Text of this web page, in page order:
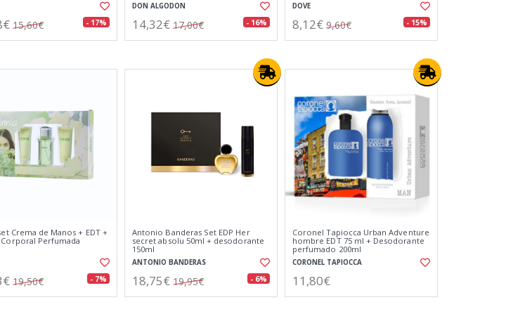
15,60€ - 17%
DON ALGODON
14,32€ 17,00€ - 16%
DOVE
8,12€ 9,60€ - 15%
Crema de Manos + EDT +
Perfumada
19,50€ - 7%
Antonio Banderas Set EDP Her
secret absolu 50ml + desodorante
150ml
ANTONIO BANDERAS
18,75€ 19,95€ - 6%
Coronel Tapiocca Urban Adventure
hombre EDT 75 ml + Desodorante
perfumado 200ml
CORONEL TAPIOCCA
11,80€